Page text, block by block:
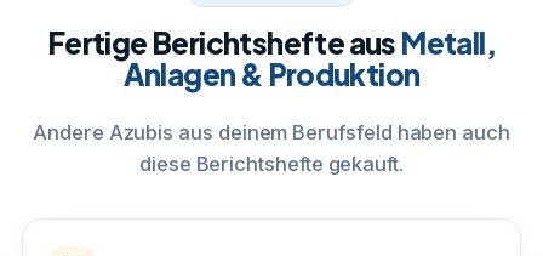
Fertige Berichtshefte aus Metall,
Anlagen & Produktion
Andere Azubis aus deinem Berufsfeld haben auch
diese Berichtshefte gekauft.